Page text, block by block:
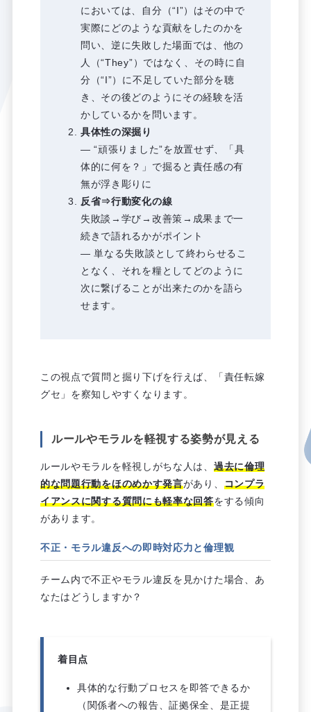
においては、自分（“I”）はその中で
実際にどのような貢献をしたのかを
問い、逆に失敗した場面では、他の
人（“They”）ではなく、その時に自
分（“I”）に不足していた部分を聴
き、その後どのようにその経験を活
かしているかを問います。
具体性の深掘り
― “頑張りました”を放置せず、「具
体的に何を？」で掘ると責任感の有
無が浮き彫りに
反省⇒行動変化の線
失敗談→学び→改善策→成果まで一
続きで語れるかがポイント
― 単なる失敗談として終わらせるこ
となく、それを糧としてどのように
次に繋げることが出来たのかを語ら
せます。
この視点で質問と掘り下げを行えば、「責任転嫁
グセ」を察知しやすくなります。
ルールやモラルを軽視する姿勢が見える
ルールやモラルを軽視しがちな人は、 過去に倫理
的な問題行動をほのめかす発言があり、 コンプラ
イアンスに関する質問にも軽率な回答をする傾向
があります。
不正・モラル違反への即時対応力と倫理観
チーム内で不正やモラル違反を見かけた場合、あ
なたはどうしますか？
着目点
具体的な行動プロセスを即答できるか
（関係者への報告、証拠保全、是正提